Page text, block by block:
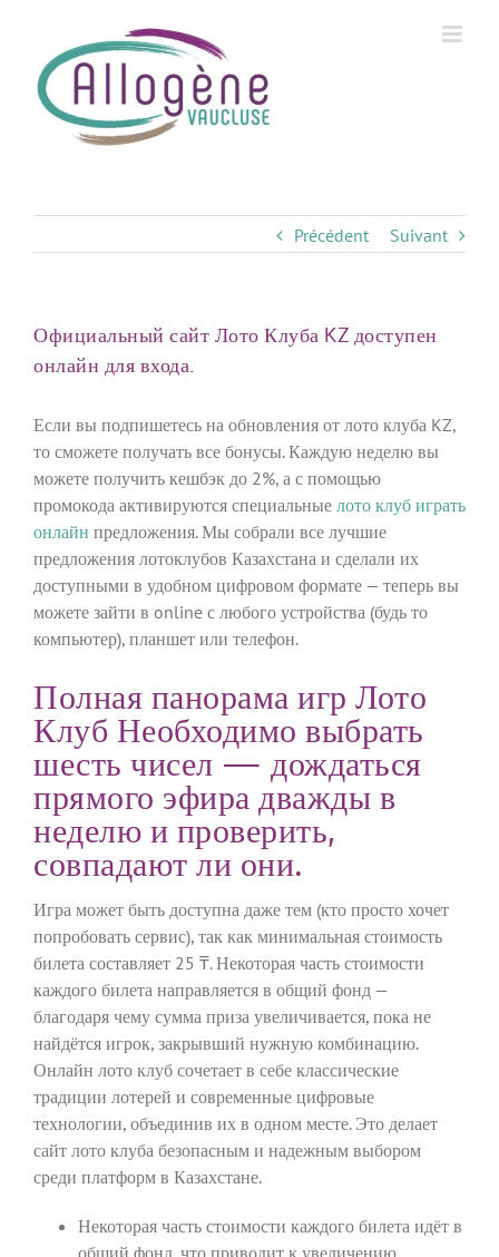
content
Précédent Suivant
Официальный сайт Лото Клуба KZ доступен
онлайн для входа.
Если вы подпишетесь на обновления от лото клуба KZ,
то сможете получать все бонусы. Каждую неделю вы
можете получить кешбэк до 2%, а с помощью
промокода активируются специальные лото клуб играть
онлайн предложения.Мы собрали все лучшие
предложения лотоклубов Казахстана и сделали их
доступными в удобном цифровом формате — теперь вы
можете зайти в online с любого устройства (будь то
компьютер), планшет или телефон.
Полная панорама игр Лото
Клуб Необходимо выбрать
шесть чисел — дождаться
прямого эфира дважды в
неделю и проверить,
совпадают ли они.
Игра может быть доступна даже тем (кто просто хочет
попробовать сервис), так как минимальная стоимость
билета составляет 25 ₸. Некоторая часть стоимости
каждого билета направляется в общий фонд —
благодаря чему сумма приза увеличивается, пока не
найдётся игрок, закрывший нужную комбинацию.
Онлайн лото клуб сочетает в себе классические
традиции лотерей и современные цифровые
технологии, объединив их в одном месте. Это делает
сайт лото клуба безопасным и надежным выбором
среди платформ в Казахстане.
Некоторая часть стоимости каждого билета идёт в
общий фонд, что приводит к увеличению